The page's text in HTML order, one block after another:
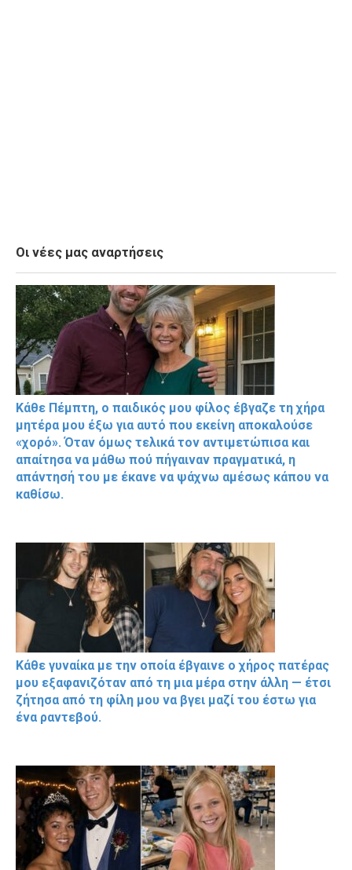
Οι νέες μας αναρτήσεις
Κάθε Πέμπτη, ο παιδικός μου φίλος έβγαζε τη χήρα
μητέρα μου έξω για αυτό που εκείνη αποκαλούσε
«χορό». Όταν όμως τελικά τον αντιμετώπισα και
απαίτησα να μάθω πού πήγαιναν πραγματικά, η
απάντησή του με έκανε να ψάχνω αμέσως κάπου να
καθίσω.
Κάθε γυναίκα με την οποία έβγαινε ο χήρος πατέρας
μου εξαφανιζόταν από τη μια μέρα στην άλλη — έτσι
ζήτησα από τη φίλη μου να βγει μαζί του έστω για
ένα ραντεβού.